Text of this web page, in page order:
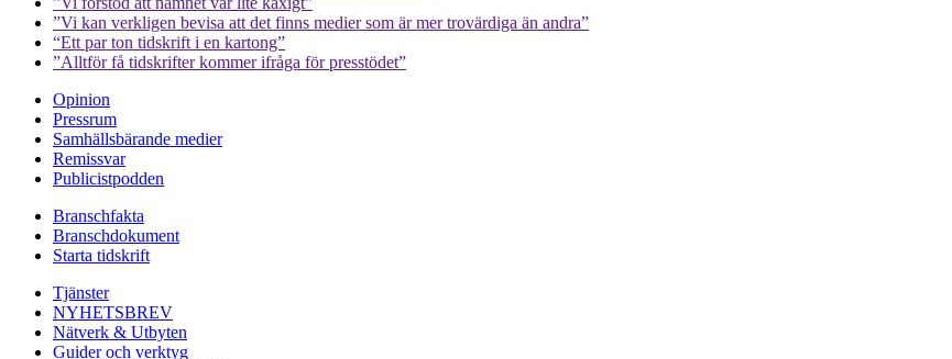
”Vi kan verkligen bevisa att det finns medier som är mer trovärdiga än andra”
“Ett par ton tidskrift i en kartong”
”Alltför få tidskrifter kommer ifråga för presstödet”
Opinion
Pressrum
Samhällsbärande medier
Remissvar
Publicistpodden
Branschfakta
Branschdokument
Starta tidskrift
Tjänster
NYHETSBREV
Nätverk & Utbyten
Guider och verktyg